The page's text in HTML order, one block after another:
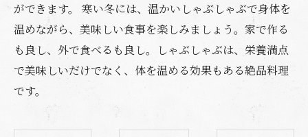
ができます。 寒い冬には、温かいしゃぶしゃぶで身体を
温めながら、美味しい食事を楽しみましょう。家で作る
も良し、外で食べるも良し。しゃぶしゃぶは、栄養満点
で美味しいだけでなく、体を温める効果もある絶品料理
です。